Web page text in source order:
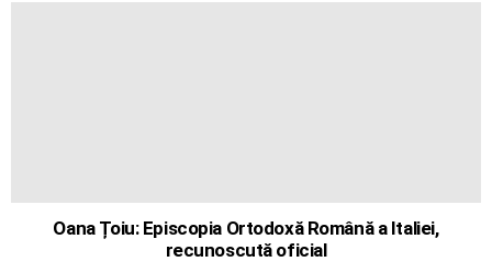
Oana Țoiu: Episcopia Ortodoxă Română a Italiei,
recunoscută oficial